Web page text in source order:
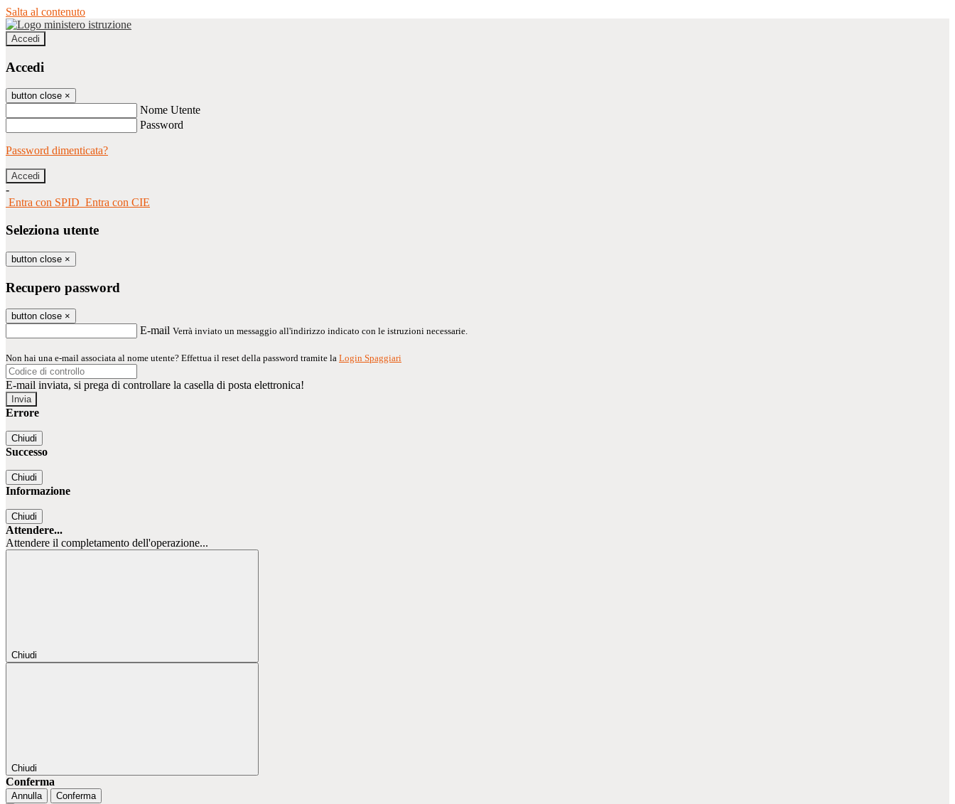
Salta al contenuto
Accedi
Accedi
button close ×
Nome Utente
Password
Password dimenticata?
-
Entra con SPID Entra con CIE
Seleziona utente
button close ×
Recupero password
button close ×
E-mail Verrà inviato un messaggio all'indirizzo indicato con le istruzioni necessarie.
Non hai una e-mail associata al nome utente? Effettua il reset della password tramite la Login Spaggiari
E-mail inviata, si prega di controllare la casella di posta elettronica!
Errore
Chiudi
Successo
Chiudi
Informazione
Chiudi
Attendere...
Attendere il completamento dell'operazione...
Chiudi
Chiudi
Conferma
Annulla Conferma